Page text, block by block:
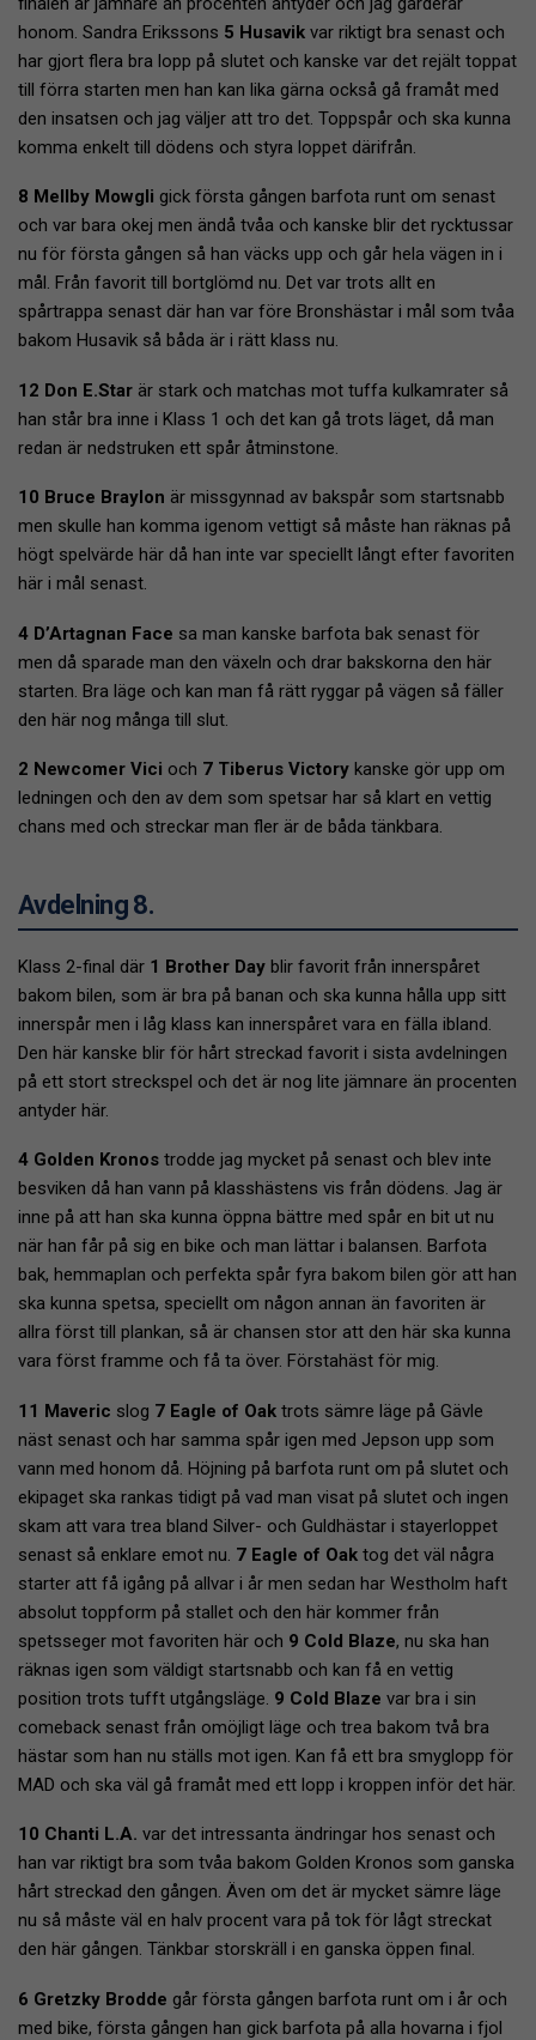
honom. Sandra Erikssons 5 Husavik var riktigt bra senast och
har gjort flera bra lopp på slutet och kanske var det rejält toppat
till förra starten men han kan lika gärna också gå framåt med
den insatsen och jag väljer att tro det. Toppspår och ska kunna
komma enkelt till dödens och styra loppet därifrån.
8 Mellby Mowgli gick första gången barfota runt om senast
och var bara okej men ändå tvåa och kanske blir det rycktussar
nu för första gången så han väcks upp och går hela vägen in i
mål. Från favorit till bortglömd nu. Det var trots allt en
spårtrappa senast där han var före Bronshästar i mål som tvåa
bakom Husavik så båda är i rätt klass nu.
12 Don E.Star är stark och matchas mot tuffa kulkamrater så
han står bra inne i Klass 1 och det kan gå trots läget, då man
redan är nedstruken ett spår åtminstone.
10 Bruce Braylon är missgynnad av bakspår som startsnabb
men skulle han komma igenom vettigt så måste han räknas på
högt spelvärde här då han inte var speciellt långt efter favoriten
här i mål senast.
4 D’Artagnan Face sa man kanske barfota bak senast för
men då sparade man den växeln och drar bakskorna den här
starten. Bra läge och kan man få rätt ryggar på vägen så fäller
den här nog många till slut.
2 Newcomer Vici och 7 Tiberus Victory kanske gör upp om
ledningen och den av dem som spetsar har så klart en vettig
chans med och streckar man fler är de båda tänkbara.
Avdelning 8.
Klass 2-final där 1 Brother Day blir favorit från innerspåret
bakom bilen, som är bra på banan och ska kunna hålla upp sitt
innerspår men i låg klass kan innerspåret vara en fälla ibland.
Den här kanske blir för hårt streckad favorit i sista avdelningen
på ett stort streckspel och det är nog lite jämnare än procenten
antyder här.
4 Golden Kronos trodde jag mycket på senast och blev inte
besviken då han vann på klasshästens vis från dödens. Jag är
inne på att han ska kunna öppna bättre med spår en bit ut nu
när han får på sig en bike och man lättar i balansen. Barfota
bak, hemmaplan och perfekta spår fyra bakom bilen gör att han
ska kunna spetsa, speciellt om någon annan än favoriten är
allra först till plankan, så är chansen stor att den här ska kunna
vara först framme och få ta över. Förstahäst för mig.
11 Maveric slog 7 Eagle of Oak trots sämre läge på Gävle
näst senast och har samma spår igen med Jepson upp som
vann med honom då. Höjning på barfota runt om på slutet och
ekipaget ska rankas tidigt på vad man visat på slutet och ingen
skam att vara trea bland Silver- och Guldhästar i stayerloppet
senast så enklare emot nu. 7 Eagle of Oak tog det väl några
starter att få igång på allvar i år men sedan har Westholm haft
absolut toppform på stallet och den här kommer från
spetsseger mot favoriten här och 9 Cold Blaze, nu ska han
räknas igen som väldigt startsnabb och kan få en vettig
position trots tufft utgångsläge. 9 Cold Blaze var bra i sin
comeback senast från omöjligt läge och trea bakom två bra
hästar som han nu ställs mot igen. Kan få ett bra smyglopp för
MAD och ska väl gå framåt med ett lopp i kroppen inför det här.
10 Chanti L.A. var det intressanta ändringar hos senast och
han var riktigt bra som tvåa bakom Golden Kronos som ganska
hårt streckad den gången. Även om det är mycket sämre läge
nu så måste väl en halv procent vara på tok för lågt streckat
den här gången. Tänkbar storskräll i en ganska öppen final.
6 Gretzky Brodde går första gången barfota runt om i år och
med bike, första gången han gick barfota på alla hovarna i fjol